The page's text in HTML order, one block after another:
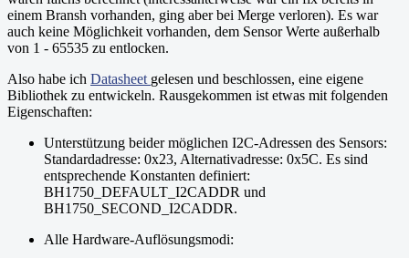
einem Bransh vorhanden, ging aber bei Merge verloren). Es war
auch keine Möglichkeit vorhanden, dem Sensor Werte außerhalb
von 1 - 65535 zu entlocken.
Also habe ich Datasheet gelesen und beschlossen, eine eigene
Bibliothek zu entwickeln. Rausgekommen ist etwas mit folgenden
Eigenschaften:
Unterstützung beider möglichen I2C-Adressen des Sensors:
Standardadresse: 0x23, Alternativadresse: 0x5C. Es sind
entsprechende Konstanten definiert:
BH1750_DEFAULT_I2CADDR und
BH1750_SECOND_I2CADDR.
Alle Hardware-Auflösungsmodi: